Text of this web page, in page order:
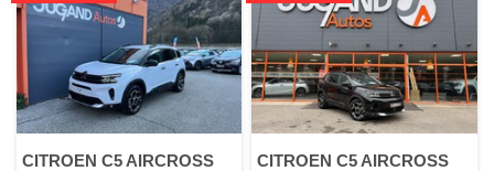
CITROEN C5 AIRCROSS CITROEN C5 AIRCROSS